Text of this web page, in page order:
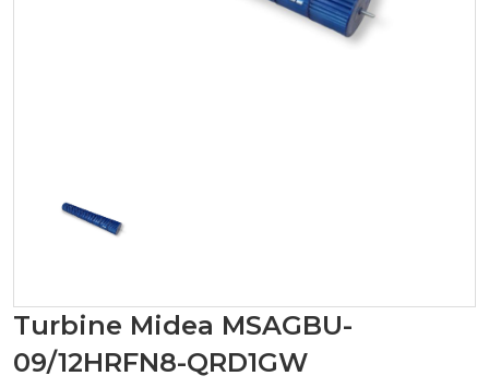
Turbine Midea MSAGBU-
09/12HRFN8-QRD1GW